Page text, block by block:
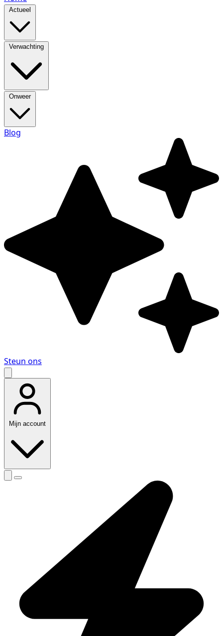
Actueel
Verwachting
Onweer
Blog
Steun ons
Mijn account